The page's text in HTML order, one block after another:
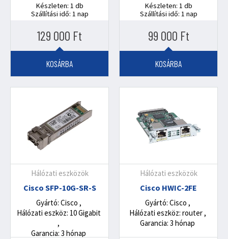
Készleten: 1 db
Szállítási idő: 1 nap
129 000 Ft
KOSÁRBA
Készleten: 1 db
Szállítási idő: 1 nap
99 000 Ft
KOSÁRBA
Hálózati eszközök
Cisco SFP-10G-SR-S
Gyártó: Cisco
Hálózati eszköz: 10 Gigabit
Garancia: 3 hónap
Hálózati eszközök
Cisco HWIC-2FE
Gyártó: Cisco
Hálózati eszköz: router
Garancia: 3 hónap